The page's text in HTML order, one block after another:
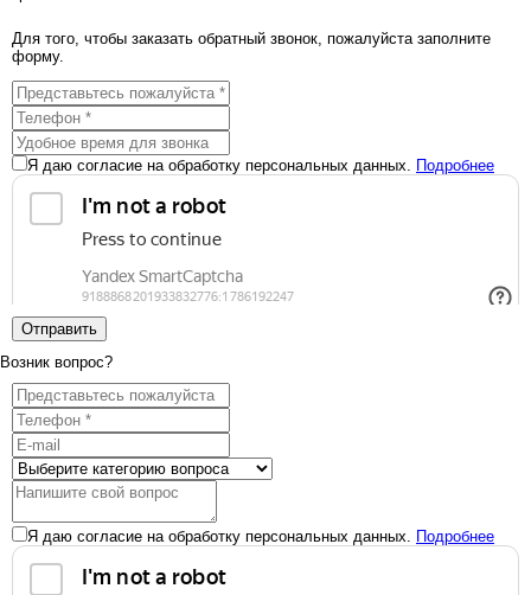
Для того, чтобы заказать обратный звонок, пожалуйста заполните
форму.
Я даю согласие на обработку персональных данных. Подробнее
Отправить
Возник вопрос?
Я даю согласие на обработку персональных данных. Подробнее